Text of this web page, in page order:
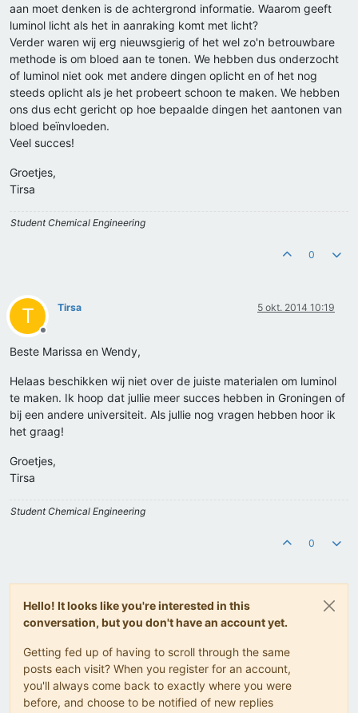
aan moet denken is de achtergrond informatie. Waarom geeft
luminol licht als het in aanraking komt met licht?
Verder waren wij erg nieuwsgierig of het wel zo'n betrouwbare
methode is om bloed aan te tonen. We hebben dus onderzocht
of luminol niet ook met andere dingen oplicht en of het nog
steeds oplicht als je het probeert schoon te maken. We hebben
ons dus echt gericht op hoe bepaalde dingen het aantonen van
bloed beïnvloeden.
Veel succes!
Groetjes,
Tirsa
Student Chemical Engineering
0
T
Offline
Tirsa 5 okt. 2014 10:19
Beste Marissa en Wendy,
Helaas beschikken wij niet over de juiste materialen om luminol
te maken. Ik hoop dat jullie meer succes hebben in Groningen of
bij een andere universiteit. Als jullie nog vragen hebben hoor ik
het graag!
Groetjes,
Tirsa
Student Chemical Engineering
0
Hello! It looks like you're interested in this
conversation, but you don't have an account yet.
Getting fed up of having to scroll through the same
posts each visit? When you register for an account,
you'll always come back to exactly where you were
before, and choose to be notified of new replies